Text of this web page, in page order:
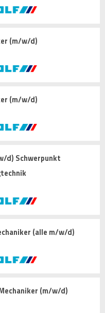
(m/w/d)
(m/w/d)
d) Schwerpunkt
(alle m/w/d)
(m/w/d)